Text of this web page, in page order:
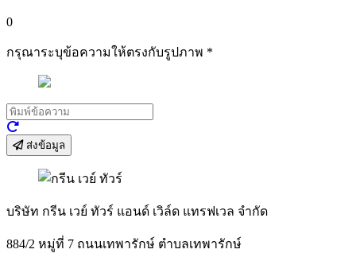
0
กรุณาระบุข้อความให้ตรงกับรูปภาพ *
ส่งข้อมูล
บริษัท กรีน เวย์ ทัวร์ แอนด์ เวิล์ด แทรฟเวล จำกัด
884/2 หมู่ที่ 7 ถนนเทพารักษ์ ตำบลเทพารักษ์